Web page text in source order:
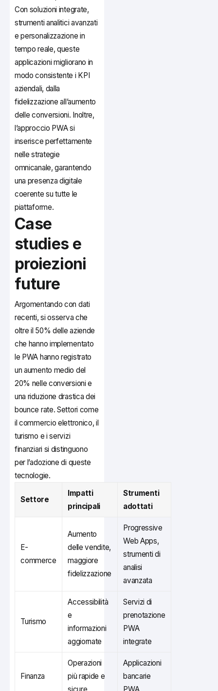
Con soluzioni integrate,
strumenti analitici avanzati
e personalizzazione in
tempo reale, queste
applicazioni migliorano in
modo consistente i KPI
aziendali, dalla
fidelizzazione all’aumento
delle conversioni. Inoltre,
l’approccio PWA si
inserisce perfettamente
nelle strategie
omnicanale, garantendo
una presenza digitale
coerente su tutte le
piattaforme.
Case
studies e
proiezioni
future
Argomentando con dati
recenti, si osserva che
oltre il 50% delle aziende
che hanno implementato
le PWA hanno registrato
un aumento medio del
20% nelle conversioni e
una riduzione drastica dei
bounce rate. Settori come
il commercio elettronico, il
turismo e i servizi
finanziari si distinguono
per l’adozione di queste
tecnologie.
Settore
Impatti
principali
Strumenti
adottati
E-
commerce
Aumento
delle vendite,
maggiore
fidelizzazione
Progressive
Web Apps,
strumenti di
analisi
avanzata
Turismo
Accessibilità
e
informazioni
aggiornate
Servizi di
prenotazione
PWA
integrate
Finanza
Operazioni
più rapide e
Applicazioni
bancarie